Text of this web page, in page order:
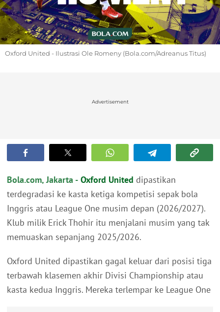
Oxford United - Ilustrasi Ole Romeny (Bola.com/Adreanus Titus)
Advertisement
Bola.com, Jakarta - Oxford United dipastikan
terdegradasi ke kasta ketiga kompetisi sepak bola
Inggris atau League One musim depan (2026/2027).
Klub milik Erick Thohir itu menjalani musim yang tak
memuaskan sepanjang 2025/2026.
Oxford United dipastikan gagal keluar dari posisi tiga
terbawah klasemen akhir Divisi Championship atau
kasta kedua Inggris. Mereka terlempar ke League One